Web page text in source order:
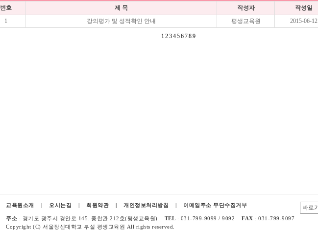
번호 제 목 작성자 작성일
1
강의평가 및 성적확인 안내 평생교육원 2015-06-12
123456789
교육원소개 | 오시는길 | 회원약관 | 개인정보처리방침 | 이메일주소 무단수집거부
주소 : 경기도 광주시 경안로 145. 종합관 212호(평생교육원) TEL : 031-799-9099 / 9092 FAX : 031-799-9097
Copyright (C) 서울장신대학교 부설 평생교육원 All rights reserved.